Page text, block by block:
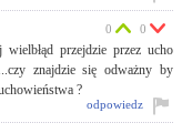
wielbłąd przejdzie przez ucho
znajdzie się odważny by
?
0 0
odpowiedz